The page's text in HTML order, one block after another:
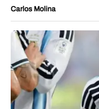
Carlos Molina